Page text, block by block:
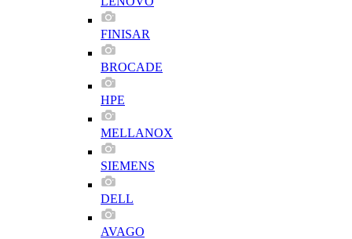
FINISAR
BROCADE
HPE
MELLANOX
SIEMENS
DELL
AVAGO